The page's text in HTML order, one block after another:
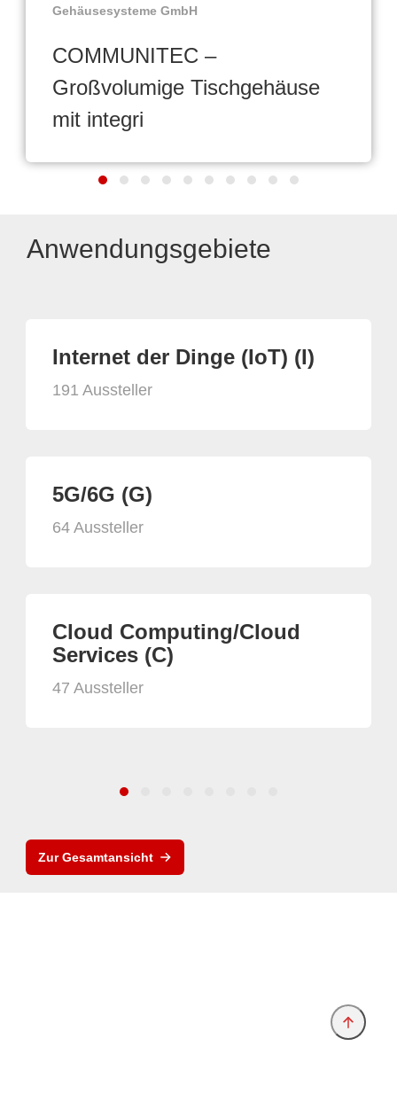
Gehäusesysteme GmbH
COMMUNITEC –
Großvolumige Tischgehäuse
mit integri
Anwendungsgebiete
Internet der Dinge (IoT) (I)
191 Aussteller
5G/6G (G)
64 Aussteller
Cloud Computing/Cloud
Services (C)
47 Aussteller
Zur Gesamtansicht